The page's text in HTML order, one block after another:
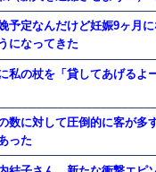
予定なんだけど妊娠9ヶ月
になってきた
私の杖を「貸してあげるよ
数に対して圧倒的に客が多
った